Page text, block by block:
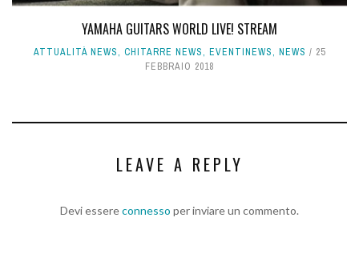
YAMAHA GUITARS WORLD LIVE! STREAM
ATTUALITÀ NEWS, CHITARRE NEWS, EVENTINEWS, NEWS
25
FEBBRAIO 2018
LEAVE A REPLY
Devi essereconnesso per inviare un commento.